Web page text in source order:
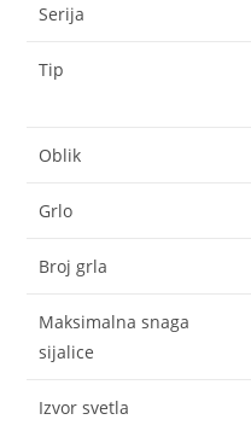
Serija
Tip
Oblik
Grlo
Broj grla
Maksimalna snaga
sijalice
Izvor svetla